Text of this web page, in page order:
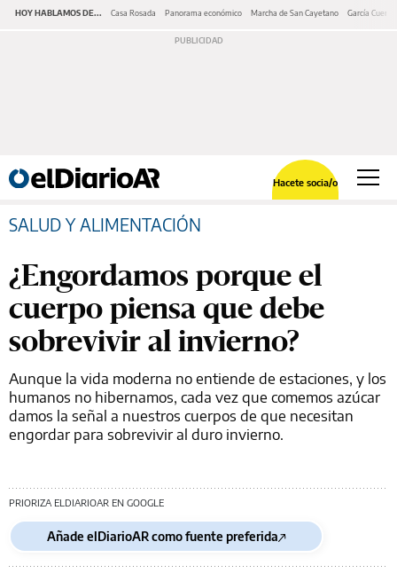
HOY HABLAMOS DE... Casa Rosada Panorama económico Marcha de San Cayetano García Cuerva
Hacete socia/o
SALUD Y ALIMENTACIÓN
¿Engordamos porque el
cuerpo piensa que debe
sobrevivir al invierno?
Aunque la vida moderna no entiende de estaciones, y los
humanos no hibernamos, cada vez que comemos azúcar
damos la señal a nuestros cuerpos de que necesitan
engordar para sobrevivir al duro invierno.
PRIORIZA ELDIARIOAR EN GOOGLE
Añade elDiarioAR como fuente preferida